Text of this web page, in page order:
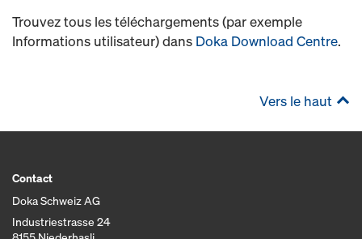
Trouvez tous les téléchargements (par exemple
Informations utilisateur) dans Doka Download Centre.
Vers le haut
Contact
Doka Schweiz AG
Industriestrasse 24